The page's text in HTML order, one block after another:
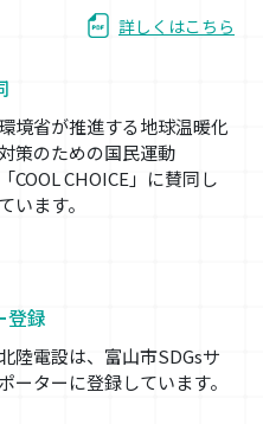
詳しくはこちら
環境省が推進する地球温暖化
対策のための国民運動
「COOL CHOICE」に賛同し
ています。
登録
陸電設は、富山市SDGsサ
ポーターに登録しています。